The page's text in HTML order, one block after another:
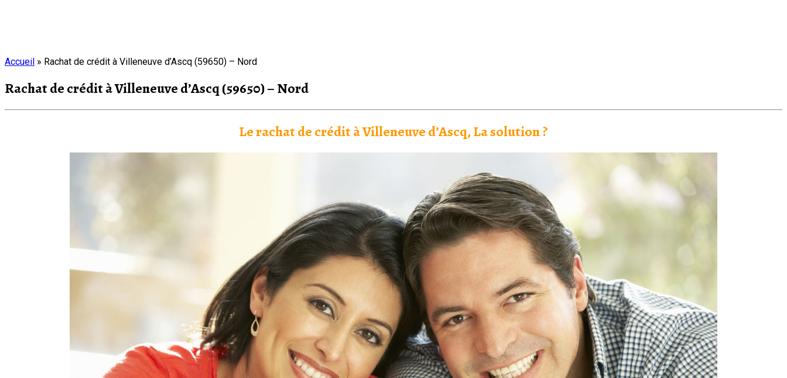
Accueil » Rachat de crédit à Villeneuve d’Ascq (59650) – Nord
Rachat de crédit à Villeneuve d’Ascq (59650) – Nord
Le rachat de crédit à Villeneuve d’Ascq, La solution ?